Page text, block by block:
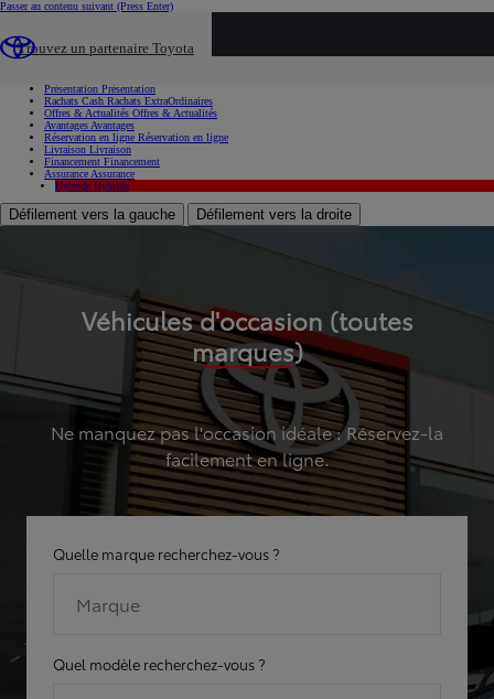
Passer au contenu suivant (Press Enter)
Trouvez un partenaire Toyota
Présentation Présentation
Rachats Cash Rachats ExtraOrdinaires
Offres & Actualités Offres & Actualités
Avantages Avantages
Réservation en ligne Réservation en ligne
Livraison Livraison
Financement Financement
Assurance Assurance
Hybride Hybride
Défilement vers la gauche Défilement vers la droite
Véhicules d'occasion (toutes
marques)
Ne manquez pas l'occasion idéale : Réservez-la
facilement en ligne.
Quelle marque recherchez-vous ?
Marque
Quel modèle recherchez-vous ?